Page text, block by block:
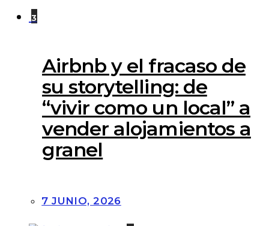
3
Airbnb y el fracaso de
su storytelling: de
“vivir como un local” a
vender alojamientos a
granel
7 JUNIO, 2026